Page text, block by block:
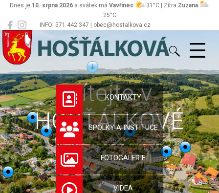
INFO: 571 442 347 | obec@hostalkova.cz
Dnes je 10. srpna 2026 a svátek má Vavřinec 31°C | Zítra Zuzana
25°C
Hošťálková
Vítejte v
HOŠŤÁLKOVÉ
KONTAKTY
SPOLKY A INSTITUCE
FOTOGALERIE
VIDEA